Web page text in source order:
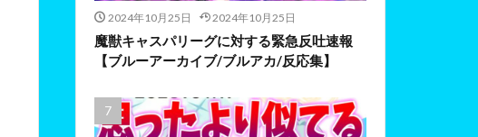
2024年10月25日 2024年10月25日
魔獣キャスパリーグに対する緊急反吐速報
【ブルーアーカイブ/ブルアカ/反応集】